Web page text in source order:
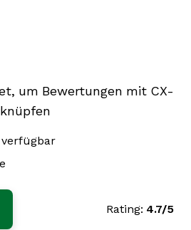
um Bewertungen mit CX-
verfügbar
Rating: 4.7/5